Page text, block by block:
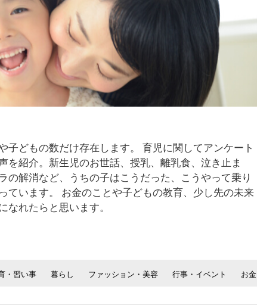
子どもの数だけ存在します。 育児に関してアンケート
を紹介。新生児のお世話、授乳、離乳食、泣き止ま
の解消など、うちの子はこうだった、こうやって乗り
ています。 お金のことや子どもの教育、少し先の未来
れたらと思います。
・習い事 暮らし ファッション・美容 行事・イベント お金